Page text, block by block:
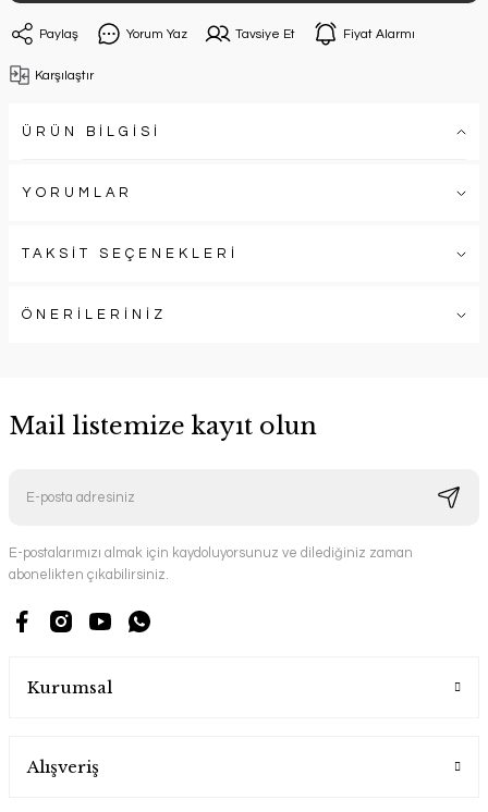
Paylaş Yorum Yaz Tavsiye Et Fiyat Alarmı
Karşılaştır
ÜRÜN BİLGİSİ
YORUMLAR
TAKSİT SEÇENEKLERİ
ÖNERİLERİNİZ
Mail listemize kayıt olun
E-postalarımızı almak için kaydoluyorsunuz ve dilediğiniz zaman
abonelikten çıkabilirsiniz.
Kurumsal
Alışveriş